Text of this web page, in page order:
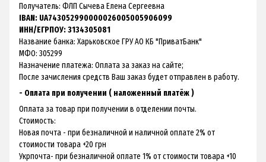
Получатель: ФЛП Сычева Елена Сергеевна
IBAN: UA743052990000026005005906099
ИНН/ЕГРПОУ: 3134305081
Название банка: Харьковское ГРУ АО КБ "ПриватБанк"
МФО: 305299
Назначение платежа: Оплата за заказ на сайте;
После зачисления средств Ваш заказ будет отправлен в работу.
- Оплата при получении ( наложенный платёж )
Оплата за товар при получении в отделении почты.
Стоимость:
Новая почта - при безналичной и наличной оплате 2% от
стоимости товара +20 грн
Укрпочта- при безналичной оплате 1% от стоимости товара +10